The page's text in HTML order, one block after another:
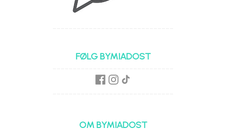
FØLG BYMIADOST
OM BYMIADOST